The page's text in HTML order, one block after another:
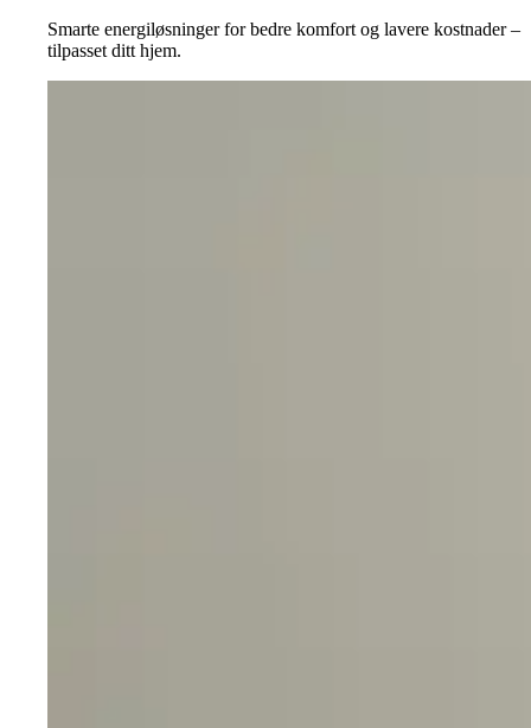
Smarte energiløsninger for bedre komfort og lavere kostnader –
tilpasset ditt hjem.